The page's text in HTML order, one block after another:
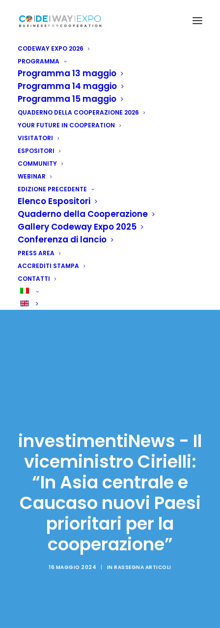
CODEWAY EXPO 2026
PROGRAMMA
Programma 13 maggio
Programma 14 maggio
Programma 15 maggio
QUADERNO DELLA COOPERAZIONE 2026
YOUR FUTURE IN COOPERATION
VISITATORI
ESPOSITORI
COMMUNITY
WEBINAR
EDIZIONE PRECEDENTE
Elenco Espositori
Quaderno della Cooperazione
Gallery Codeway Expo 2025
Conferenza di lancio
PRESS AREA
ACCREDITI STAMPA
CONTATTI
investimentiNews - Il
viceministro Cirielli:
“In Asia centrale e
Caucaso nuovi Paesi
prioritari per la
cooperazione”
16 MAGGIO 2024 | INRASSEGNA ARTICOLI